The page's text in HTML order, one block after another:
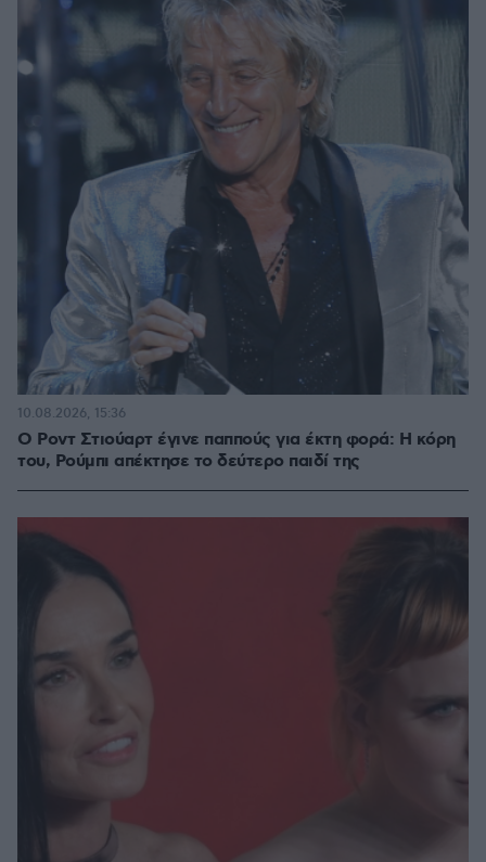
Ο Ροντ Στιούαρτ έγινε παππούς για έκτη φορά: Η κόρη
του, Ρούμπι απέκτησε το δεύτερο παιδί της
10.08.2026, 15:36